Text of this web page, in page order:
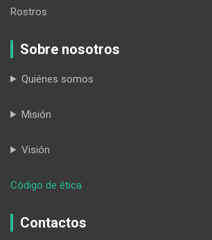
Rostros
Sobre nosotros
Quiénes somos
Misión
Visión
Código de ética
10-
Contactos